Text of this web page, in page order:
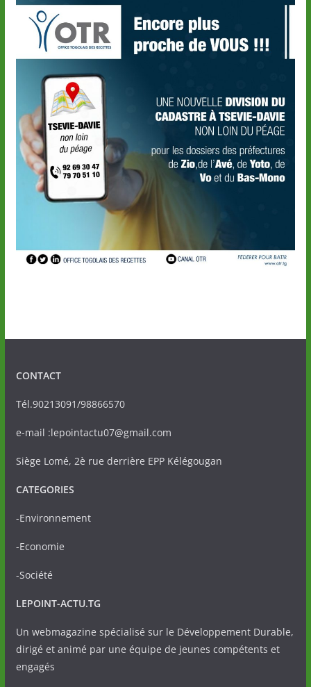
CONTACT
Tél.90213091/98866570
e-mail :lepointactu07@gmail.com
Siège Lomé, 2è rue derrière EPP Kélégougan
CATEGORIES
-Environnement
-Economie
-Société
LEPOINT-ACTU.TG
Un webmagazine spécialisé sur le Développement Durable,
dirigé et animé par une équipe de jeunes compétents et
engagés